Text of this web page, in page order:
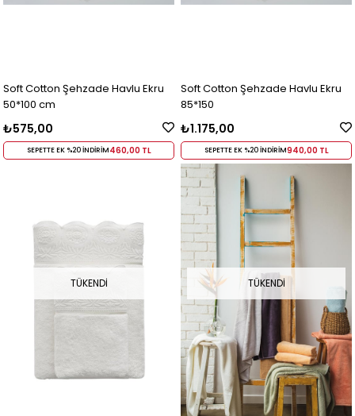
Soft Cotton Şehzade Havlu Ekru
50*100 cm
₺575,00
SEPETTE EK %20 İNDİRİM460,00 TL
Soft Cotton Şehzade Havlu Ekru
85*150
₺1.175,00
SEPETTE EK %20 İNDİRİM940,00 TL
TÜKENDI TÜKENDI